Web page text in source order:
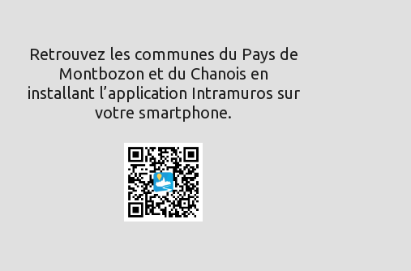
Retrouvez les communes du Pays de
Montbozon et du Chanois en
installant l’application Intramuros sur
votre smartphone.